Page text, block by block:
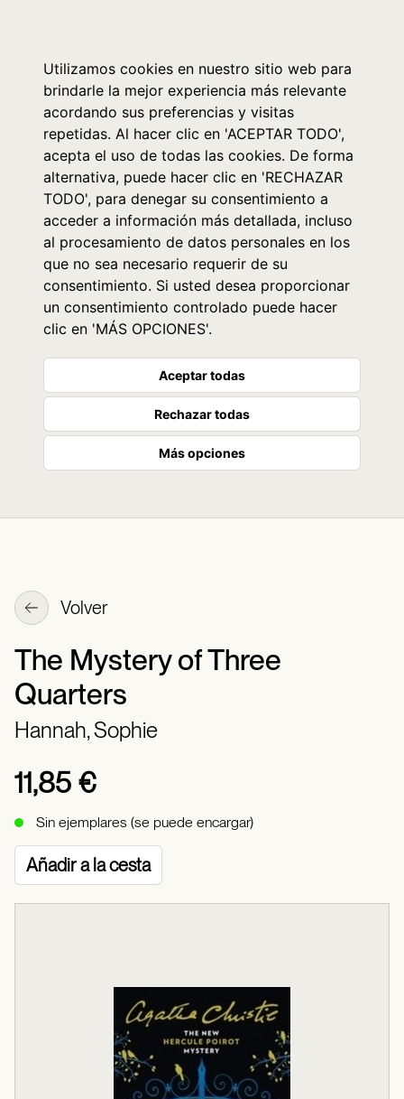
Utilizamos cookies en nuestro sitio web para
brindarle la mejor experiencia más relevante
acordando sus preferencias y visitas
repetidas. Al hacer clic en 'ACEPTAR TODO',
acepta el uso de todas las cookies. De forma
alternativa, puede hacer clic en 'RECHAZAR
TODO', para denegar su consentimiento a
acceder a información más detallada, incluso
al procesamiento de datos personales en los
que no sea necesario requerir de su
consentimiento. Si usted desea proporcionar
un consentimiento controlado puede hacer
clic en 'MÁS OPCIONES'.
Aceptar todas
Rechazar todas
Más opciones
Volver
The Mystery of Three
Quarters
Hannah, Sophie
11,85 €
Sin ejemplares (se puede encargar)
Añadir a la cesta